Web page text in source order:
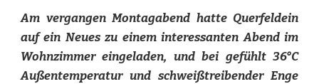
Am vergangen Montagabend hatte Querfeldein
auf ein Neues zu einem interessanten Abend im
Wohnzimmer eingeladen, und bei gefühlt 36°C
Außentemperatur und schweißtreibender Enge